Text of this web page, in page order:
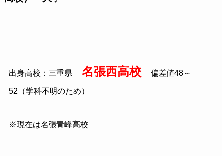
出身高校：三重県 名張西高校 偏差値48～
52（学科不明のため）
※現在は名張青峰高校